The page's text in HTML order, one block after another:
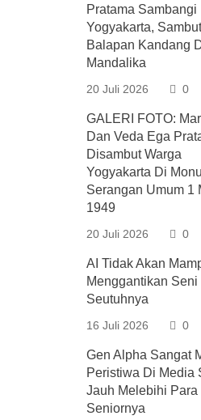
Pratama Sambangi
Yogyakarta,
Balapan Kandang
Mandalika
20 Juli 2026 0
GALERI FOTO:
Dan Veda Ega
Disambut Warga
Yogyakarta Di
Serangan Umum 1
1949
20 Juli 2026 0
AI Tidak Akan
Menggantikan Seni
Seutuhnya
16 Juli 2026 0
Gen Alpha Sangat
Peristiwa Di Media
Jauh Melebihi Para
Seniornya